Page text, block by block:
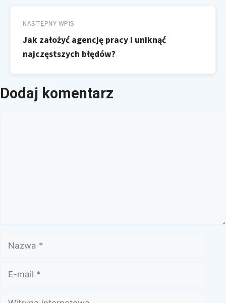
NASTĘPNY WPIS
Jak założyć agencję pracy i uniknąć
najczęstszych błędów?
Dodaj komentarz
Nazwa
mail
Witryna